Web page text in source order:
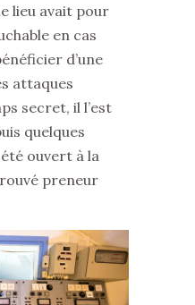
lieu avait pour
en cas
d’une
attaques
secret, il l’est
quelques
ouvert à la
preneur